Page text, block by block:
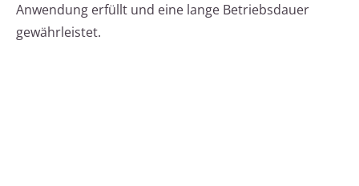
Anwendung erfüllt und eine lange Betriebsdauer
gewährleistet.